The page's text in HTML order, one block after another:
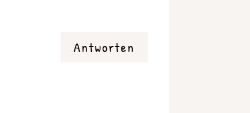
Antworten